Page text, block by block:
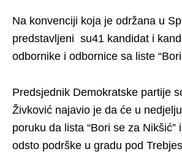
Na konvenciji koja je održana u
predstavljeni su41 kandidat i
odbornike i odbornice sa liste
Predsjednik Demokratske partije
Živković najavio je da će u
poruku da lista “Bori se za Nikšić”
odsto podrške u gradu pod